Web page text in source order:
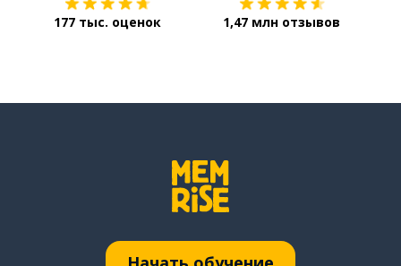
177 тыс. оценок 1,47 млн отзывов